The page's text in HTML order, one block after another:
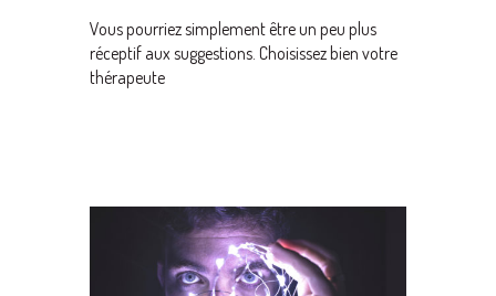
Vous pourriez simplement être un peu plus
réceptif aux suggestions. Choisissez bien votre
thérapeute